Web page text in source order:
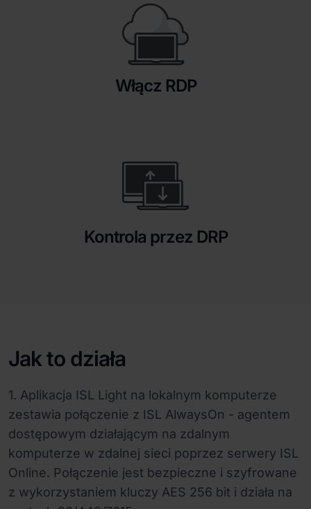
Włącz RDP
Kontrola przez DRP
Jak to działa
1. Aplikacja ISL Light na lokalnym komputerze
zestawia połączenie z ISL AlwaysOn - agentem
dostępowym działającym na zdalnym
komputerze w zdalnej sieci poprzez serwery ISL
Online. Połączenie jest bezpieczne i szyfrowane
z wykorzystaniem kluczy AES 256 bit i działa na